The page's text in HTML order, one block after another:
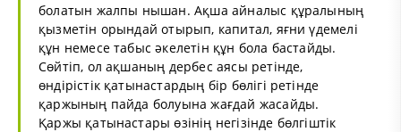
болатын жалпы нышан. Ақша айналыс құралының
қызметін орындай отырып, капитал, яғни үдемелі
құн немесе табыс әкелетін құн бола бастайды.
Сөйтіп, ол ақшаның дербес аясы ретінде,
өндірістік қатынастардың бір бөлігі ретінде
қаржының пайда болуына жағдай жасайды.
Қаржы қатынастары өзінің негізінде бөлгіштік